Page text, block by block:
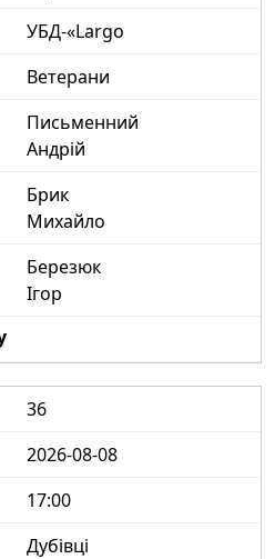
УБД-«Largo
Ветерани
Письменний
Андрій
Брик
Михайло
Березюк
Ігор
36
2026-08-08
17:00
Дубівці